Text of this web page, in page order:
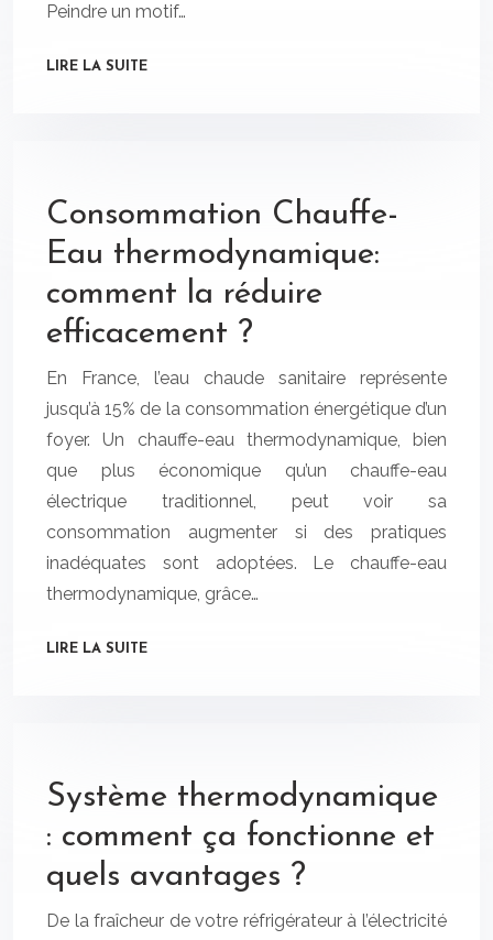
Peindre un motif…
LIRE LA SUITE
Consommation Chauffe-
Eau thermodynamique:
comment la réduire
efficacement ?
En France, l’eau chaude sanitaire représente
jusqu’à 15% de la consommation énergétique d’un
foyer. Un chauffe-eau thermodynamique, bien
que plus économique qu’un chauffe-eau
électrique traditionnel, peut voir sa
consommation augmenter si des pratiques
inadéquates sont adoptées. Le chauffe-eau
thermodynamique, grâce…
LIRE LA SUITE
Système thermodynamique
: comment ça fonctionne et
quels avantages ?
De la fraîcheur de votre réfrigérateur à l’électricité